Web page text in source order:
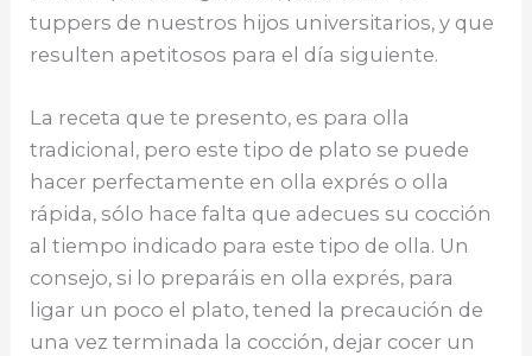
tuppers de nuestros hijos universitarios, y que
resulten apetitosos para el día siguiente.
La receta que te presento, es para olla
tradicional, pero este tipo de plato se puede
hacer perfectamente en olla exprés o olla
rápida, sólo hace falta que adecues su cocción
al tiempo indicado para este tipo de olla. Un
consejo, si lo preparáis en olla exprés, para
ligar un poco el plato, tened la precaución de
una vez terminada la cocción, dejar cocer un